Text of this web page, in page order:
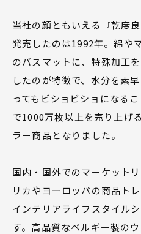
当社の顔ともいえる『乾度
発売したのは1992年。綿や
のバスマットに、特殊加工
したのが特徴で、水分を素
ってもビショビショになる
で1000万枚以上を売り上げ
ラー商品となりました。
国内・国外でのマーケット
リカやヨーロッパの商品ト
インテリアライフスタイル
す。高品質なベルギー製の